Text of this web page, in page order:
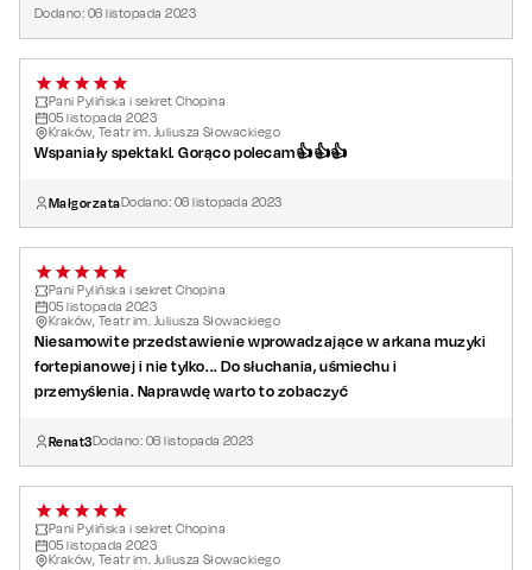
Dodano: 06 listopada 2023
Pani Pylińska i sekret Chopina
05 listopada 2023
Kraków, Teatr im. Juliusza Słowackiego
Wspaniały spektakl. Gorąco polecam👍👍👍
MałgorzataDodano: 06 listopada 2023
Pani Pylińska i sekret Chopina
05 listopada 2023
Kraków, Teatr im. Juliusza Słowackiego
Niesamowite przedstawienie wprowadzające w arkana muzyki
fortepianowej i nie tylko... Do słuchania, uśmiechu i
przemyślenia. Naprawdę warto to zobaczyć
Renat3Dodano: 06 listopada 2023
Pani Pylińska i sekret Chopina
05 listopada 2023
Kraków, Teatr im. Juliusza Słowackiego